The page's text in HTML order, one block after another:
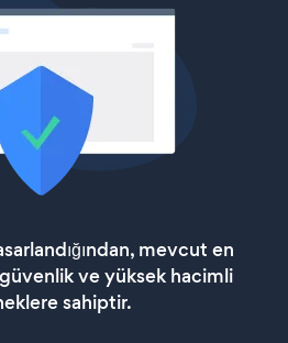
mevcut en
ve yüksek hacimli
sahiptir.